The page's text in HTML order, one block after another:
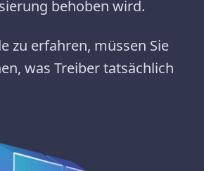
behoben wird.
zu erfahren, müssen Sie
was Treiber tatsächlich